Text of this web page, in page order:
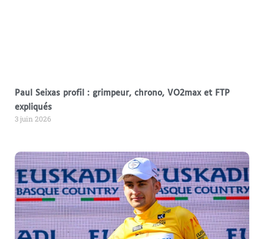
Paul Seixas profil : grimpeur, chrono, VO2max et FTP
expliqués
3 juin 2026